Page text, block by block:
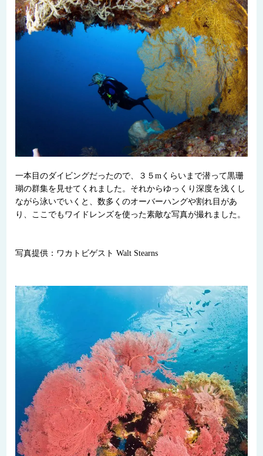
一本目のダイビングだったので、３５mくらいまで潜って黒珊
瑚の群集を見せてくれました。それからゆっくり深度を浅くし
ながら泳いでいくと、数多くのオーバーハングや割れ目があ
り、ここでもワイドレンズを使った素敵な写真が撮れました。
写真提供：ワカトビゲスト Walt Stearns